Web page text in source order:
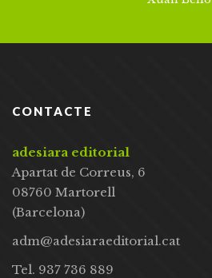
CONTACTE
adesiara editorial
Apartat de Correus, 6
08760 Martorell
(Barcelona)
adm@adesiaraeditorial.cat
Tel. 937 736 889